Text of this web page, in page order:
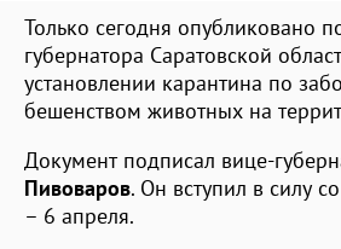
Только сегодня опубликовано
губернатора Саратовской
установлении карантина по
бешенством животных на
Документ подписал вице-
Пивоваров. Он вступил в силу
– 6 апреля.